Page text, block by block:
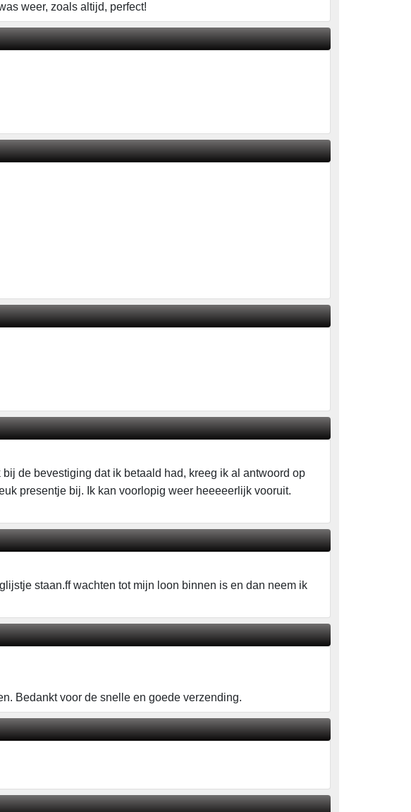
weer, zoals altijd, perfect!
de bevestiging dat ik betaald had, kreeg ik al antwoord op
presentje bij. Ik kan voorlopig weer heeeeerlijk vooruit.
staan.ff wachten tot mijn loon binnen is en dan neem ik
Bedankt voor de snelle en goede verzending.